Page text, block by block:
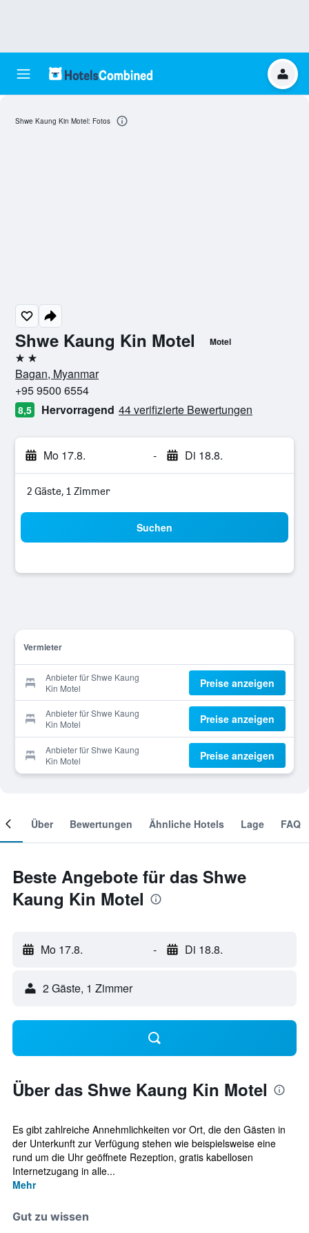
Shwe Kaung Kin Motel Motel
2 Sterne
Bagan, Myanmar
+95 9500 6554
8,5 Hervorragend 44 verifizierte Bewertungen
Mo 17.8. - Di 18.8.
2 Gäste, 1 Zimmer
Suchen
Vermieter
Anbieter für Shwe Kaung
Kin Motel
Preise anzeigen
Anbieter für Shwe Kaung
Kin Motel
Preise anzeigen
Anbieter für Shwe Kaung
Kin Motel
Preise anzeigen
Shwe Kaung Kin Motel: Fotos
Über Bewertungen Ähnliche Hotels Lage FAQ
Beste Angebote für das Shwe
Kaung Kin Motel
Mo 17.8. - Di 18.8.
2 Gäste, 1 Zimmer
Über das Shwe Kaung Kin Motel
Es gibt zahlreiche Annehmlichkeiten vor Ort, die den Gästen in
der Unterkunft zur Verfügung stehen wie beispielsweise eine
rund um die Uhr geöffnete Rezeption, gratis kabellosen
Internetzugang in alle...
Mehr
Gut zu wissen